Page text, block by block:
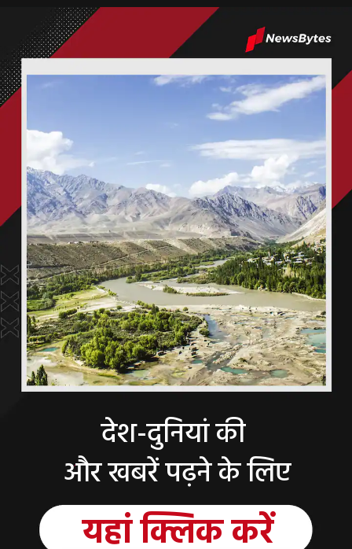
देश-दुनियां की
और खबरें पढ़ने के लिए
यहांक्लिककरें